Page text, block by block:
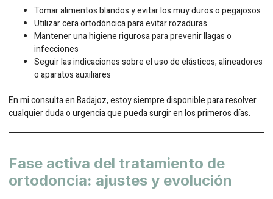
Tomar alimentos blandos y evitar los muy duros o pegajosos
Utilizar cera ortodóncica para evitar rozaduras
Mantener una higiene rigurosa para prevenir llagas o
infecciones
Seguir las indicaciones sobre el uso de elásticos, alineadores
o aparatos auxiliares
En mi consulta en Badajoz, estoy siempre disponible para resolver
cualquier duda o urgencia que pueda surgir en los primeros días.
Fase activa del tratamiento de
ortodoncia: ajustes y evolución